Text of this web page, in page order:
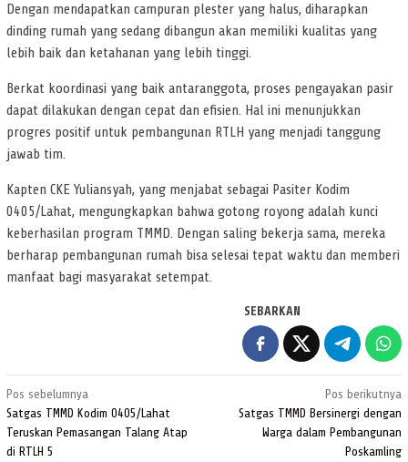
Dengan mendapatkan campuran plester yang halus, diharapkan
dinding rumah yang sedang dibangun akan memiliki kualitas yang
lebih baik dan ketahanan yang lebih tinggi.
Berkat koordinasi yang baik antaranggota, proses pengayakan pasir
dapat dilakukan dengan cepat dan efisien. Hal ini menunjukkan
progres positif untuk pembangunan RTLH yang menjadi tanggung
jawab tim.
Kapten CKE Yuliansyah, yang menjabat sebagai Pasiter Kodim
0405/Lahat, mengungkapkan bahwa gotong royong adalah kunci
keberhasilan program TMMD. Dengan saling bekerja sama, mereka
berharap pembangunan rumah bisa selesai tepat waktu dan memberi
manfaat bagi masyarakat setempat.
SEBARKAN
Navigasi
pos
Pos sebelumnya
Satgas TMMD Kodim 0405/Lahat
Teruskan Pemasangan Talang Atap
di RTLH 5
Pos berikutnya
Satgas TMMD Bersinergi dengan
Warga dalam Pembangunan
Poskamling